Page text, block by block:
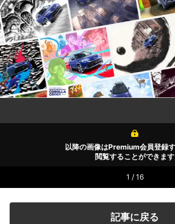
以降の画像はPremium会員登録
閲覧することができます
1 / 16
記事に戻る